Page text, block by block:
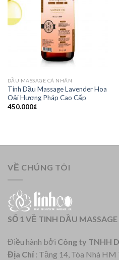
DẦU MASSAGE CÁ NHÂN
Tinh Dầu Massage Lavender Hoa
Oải Hương Pháp Cao Cấp
450.000₫
VỀ CHÚNG TÔI
SỐ 1 VỀ TINH DẦU
Điều hành bởi Công ty TNHH
Địa Chỉ : Tầng 14, Tòa Nhà HM